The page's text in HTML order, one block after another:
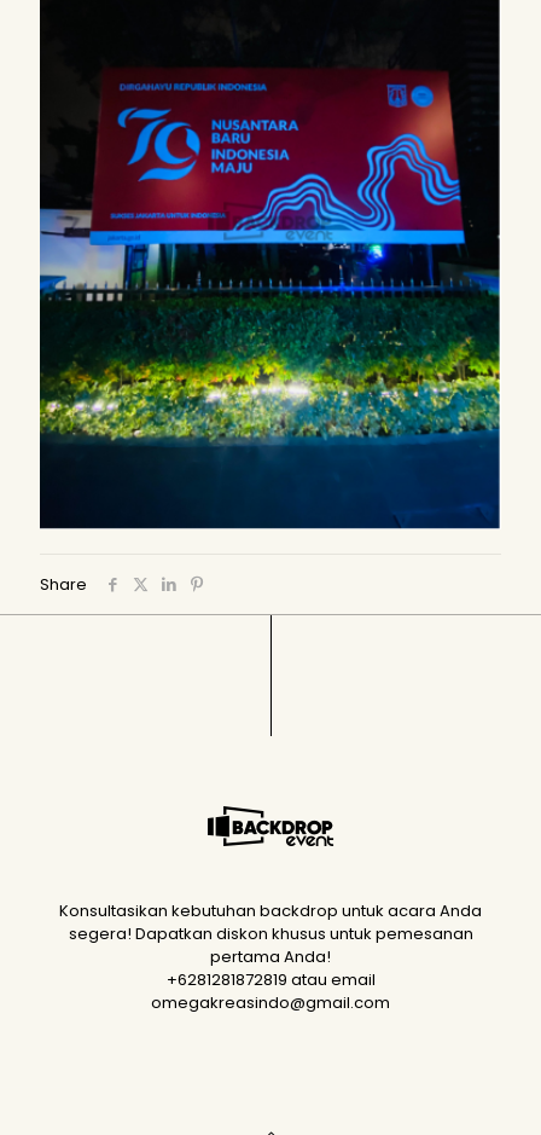
Share
Konsultasikan kebutuhan backdrop untuk acara Anda
segera! Dapatkan diskon khusus untuk pemesanan
pertama Anda!
+6281281872819 atau email
omegakreasindo@gmail.com